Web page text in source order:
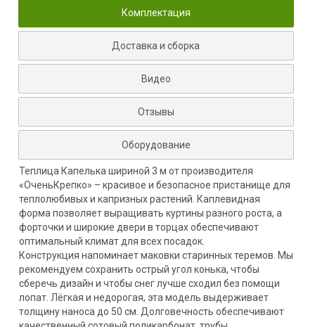
Комплектация
Доставка и сборка
Видео
Отзывы
Оборудование
Теплица Капелька шириной 3 м от производителя
«ОченьКрепко» – красивое и безопасное пристанище для
теплолюбивых и капризных растений. Каплевидная
форма позволяет выращивать куртины разного роста, а
форточки и широкие двери в торцах обеспечивают
оптимальный климат для всех посадок.
Конструкция напоминает маковки старинных теремов. Мы
рекомендуем сохранить острый угол конька, чтобы
сберечь дизайн и чтобы снег лучше сходил без помощи
лопат. Лёгкая и недорогая, эта модель выдерживает
толщину наноса до 50 см. Долговечность обеспечивают